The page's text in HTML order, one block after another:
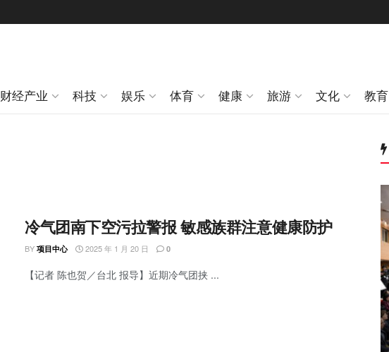
财经产业 科技 娱乐 体育 健康 旅游 文化 教育
冷气团南下空污拉警报 敏感族群注意健康防护
BY 项目中心 2025 年 1 月 20 日 0
【记者 陈也贺／台北 报导】近期冷气团挟 ...